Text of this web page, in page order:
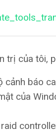
trị của tôi,
cảnh báo
của